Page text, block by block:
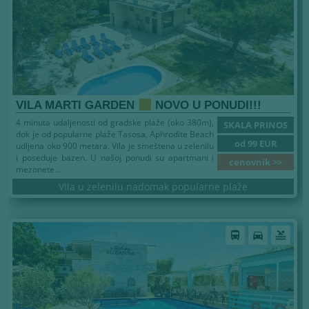
VILA MARTI GARDEN NOVO U PONUDI!!!
SKALA PRINOS
od 99 EUR
cenovnik >>
4 minuta udaljenosti od gradske plaže (oko 380m),
dok je od popularne plaže Tasosa, Aphrodite Beach
udljena oko 900 metara. Vila je smeštena u zelenilu
i poseduje bazen. U našoj ponudi su apartmani i
mezonete...
Vila u zelenilu nadomak popularne plaže
Leto 2026 directions_bus directions_car pool